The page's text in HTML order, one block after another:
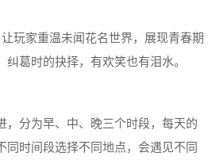
玩家重温未闻花名世界，展现青春期
葛时的抉择，有欢笑也有泪水。
，分为早、中、晚三个时段，每天的
同时间段选择不同地点，会遇见不同